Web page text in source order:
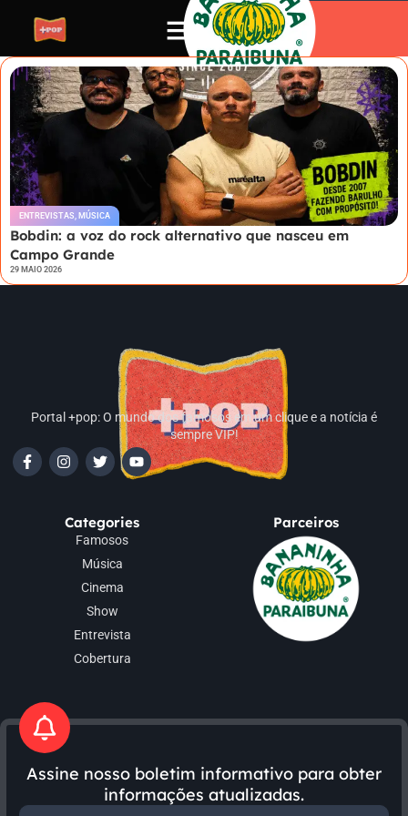
ENTREVISTAS, MÚSICA
Bobdin: a voz do rock alternativo que nasceu em
Campo Grande
29 MAIO 2026
Portal +pop: O mundo dos famosos em um clique e a notícia é
sempre VIP!
Categories
Famosos
Música
Cinema
Show
Entrevista
Cobertura
Parceiros
Assine nosso boletim informativo para obter
informações atualizadas.